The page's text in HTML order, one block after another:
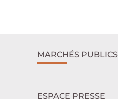
MARCHÉS PUBLICS
ESPACE PRESSE